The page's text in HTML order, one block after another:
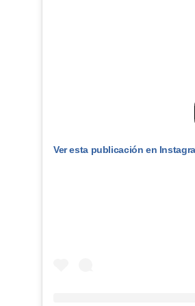
Ver esta publicación en